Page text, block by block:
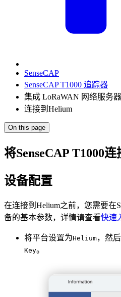
SenseCAP
SenseCAP T1000 追踪器
集成 LoRaWAN 网络服务器
连接到Helium
On this page
将SenseCAP T1000
设备配置
在连接到Helium之前，您需要在
备的基本参数，详情请查看快速
将平台设置为Helium，然
Key。